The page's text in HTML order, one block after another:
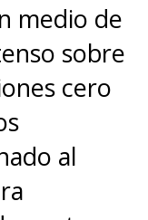
medio de
sobre
cero
al